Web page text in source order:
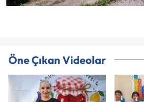
Öne Çıkan Videolar